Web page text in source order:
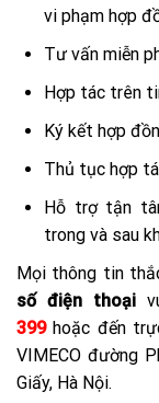
vi phạm hợp
Tư vấn miễn
Hợp tác trên
Ký kết hợp
Thủ tục hợp
Hỗ trợ tận
trong và sau
Mọi thông tin
số điện thoại
399 hoặc đến
VIMECO đường
Giấy, Hà Nội.